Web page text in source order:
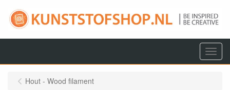
Menu
Hout - Wood filament